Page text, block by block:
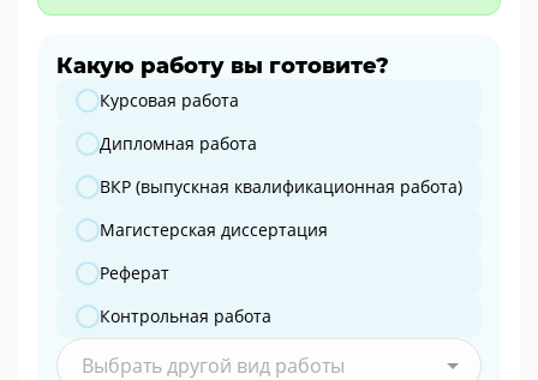
Какую работу вы готовите?
Какую работу вы готовите?
Курсовая работа
Дипломная работа
ВКР (выпускная квалификационная работа)
Магистерская диссертация
Реферат
Контрольная работа
Выбрать другой вид работы